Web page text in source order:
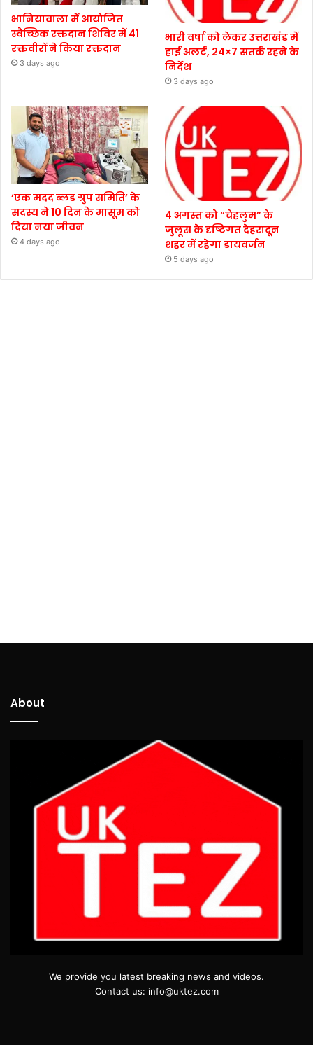
भानियावाला में आयोजित
स्वैच्छिक रक्तदान शिविर में 41
रक्तवीरों ने किया रक्तदान
3 days ago
भारी वर्षा को लेकर उत्तराखंड में
हाई अलर्ट, 24×7 सतर्क रहने के
निर्देश
3 days ago
‘एक मदद ब्लड ग्रुप समिति’ के
सदस्य ने 10 दिन के मासूम को
दिया नया जीवन
4 days ago
4 अगस्त को “चेहलुम” के
जुलूस के दृष्टिगत देहरादून
शहर में रहेगा डायवर्जन
5 days ago
About
We provide you latest breaking news and videos.
Contact us: info@uktez.com